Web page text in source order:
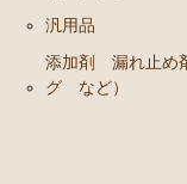
汎用品
添加剤 漏れ止め
グ など）